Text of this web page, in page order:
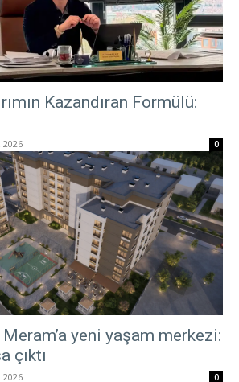
Kazandıran Formülü:
0
Meram’a yeni yaşam merkezi:
çıktı
0